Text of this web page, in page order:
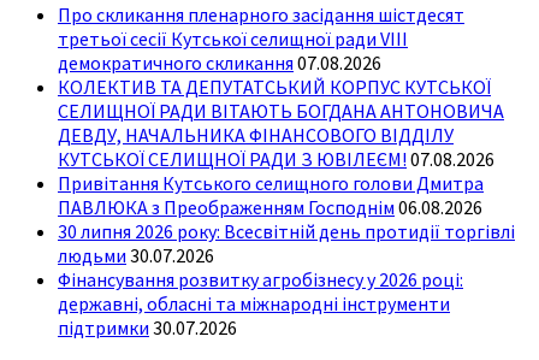
Про скликання пленарного засідання шістдесят
третьої сесії Кутської селищної ради VIII
демократичного скликання 07.08.2026
КОЛЕКТИВ ТА ДЕПУТАТСЬКИЙ КОРПУС КУТСЬКОЇ
СЕЛИЩНОЇ РАДИ ВІТАЮТЬ БОГДАНА АНТОНОВИЧА
ДЕВДУ, НАЧАЛЬНИКА ФІНАНСОВОГО ВІДДІЛУ
КУТСЬКОЇ СЕЛИЩНОЇ РАДИ З ЮВІЛЕЄМ! 07.08.2026
Привітання Кутського селищного голови Дмитра
ПАВЛЮКА з Преображенням Господнім 06.08.2026
30 липня 2026 року: Всесвітній день протидії торгівлі
людьми 30.07.2026
Фінансування розвитку агробізнесу у 2026 році:
державні, обласні та міжнародні інструменти
підтримки 30.07.2026